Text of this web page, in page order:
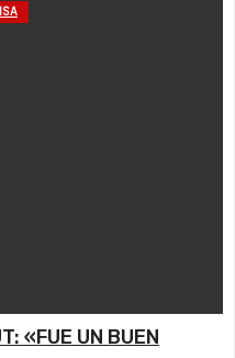
«FUE UN BUEN